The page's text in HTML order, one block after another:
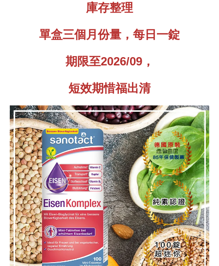
庫存整理
單盒三個月份量，每日一錠
期限至2026/09，
短效期惜福出清